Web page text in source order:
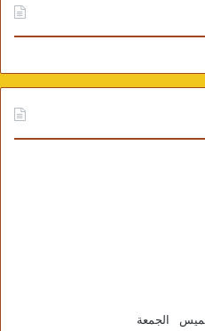
الجمعة